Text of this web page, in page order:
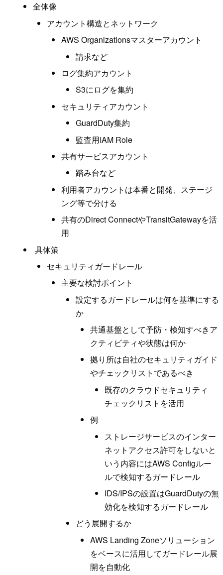
全体像
アカウント構造とネットワーク
AWS Organizationsマスターアカウント
請求など
ログ集約アカウント
S3にログを集約
セキュリティアカウント
GuardDuty集約
監査用IAM Role
共有サービスアカウント
踏み台など
利用者アカウントは本番と開発、ステージ
ング等で分ける
共有のDirect ConnectやTransitGatewayを活
用
具体策
セキュリティガードレール
主要な検討ポイント
設定するガードレールは何を基準にする
か
共通基盤として予防・検知すべきア
クティビティや状態は何か
拠り所は自社のセキュリティガイド
やチェックリストであるべき
既存のクラウドセキュリティ
チェックリストを活用
例
ストレージサービスのインター
ネットアクセス許可をしないと
いう内容にはAWS Configルー
ルで検知するガードレール
IDS/IPSの設置はGuardDutyの無
効化を検知するガードレール
どう展開するか
AWS Landing Zoneソリューション
をベースに活用してガードレール展
開を自動化